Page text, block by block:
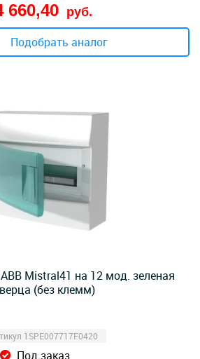
660,40 руб.
Подобрать аналог
Mistral41 на 12 мод. зеленая
(без клемм)
1SPE007717F0420
Под заказ